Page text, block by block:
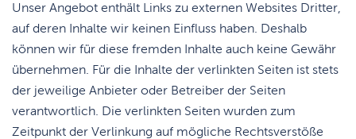
Unser Angebot enthält Links zu externen Websites Dritter,
auf deren Inhalte wir keinen Einfluss haben. Deshalb
können wir für diese fremden Inhalte auch keine Gewähr
übernehmen. Für die Inhalte der verlinkten Seiten ist stets
der jeweilige Anbieter oder Betreiber der Seiten
verantwortlich. Die verlinkten Seiten wurden zum
Zeitpunkt der Verlinkung auf mögliche Rechtsverstöße